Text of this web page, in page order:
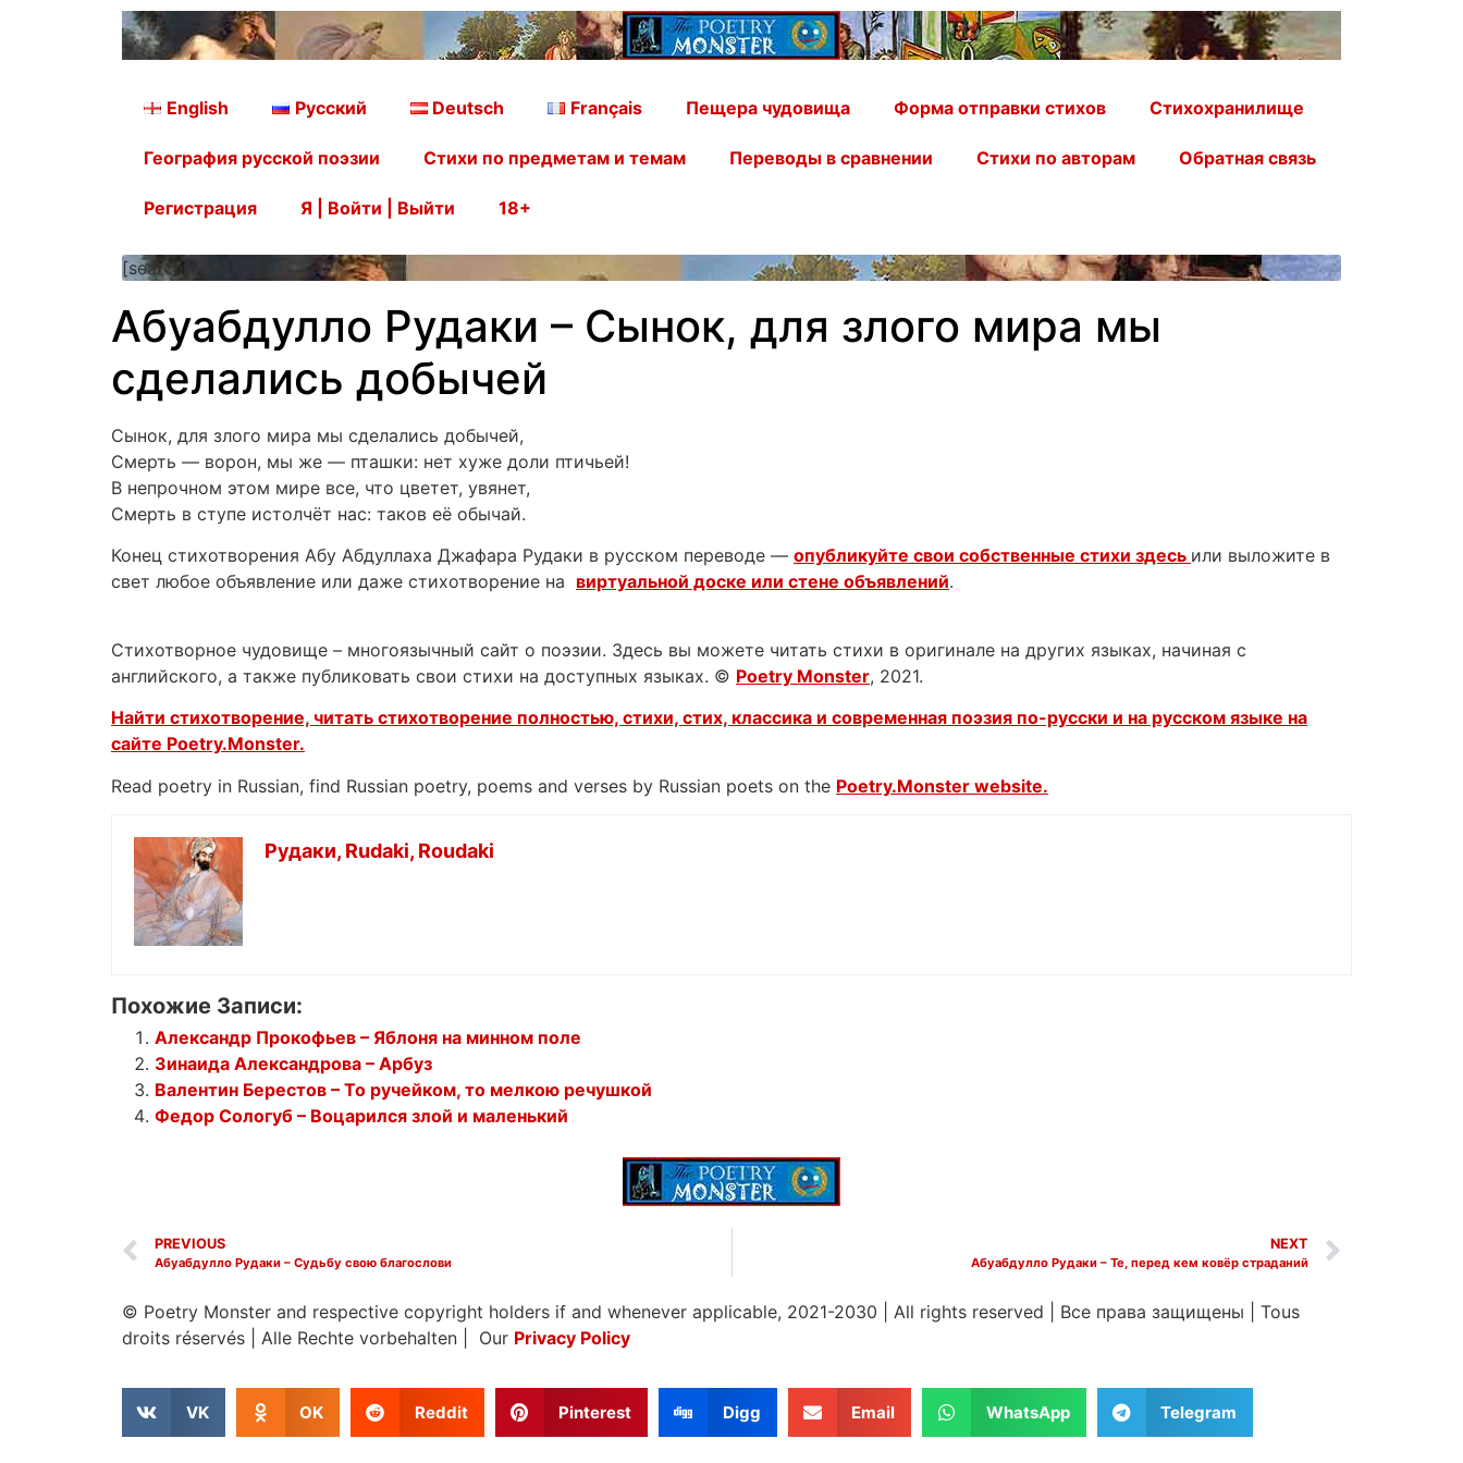
English Русский Deutsch Français Пещера чудовища Форма отправки стихов Стихохранилище
География русской поэзии Стихи по предметам и темам Переводы в сравнении Стихи по авторам Обратная связь
Регистрация Я | Войти | Выйти 18+
[searchform]
Абуабдулло Рудаки – Сынок, для злого мира мы
сделались добычей
Сынок, для злого мира мы сделались добычей,
Смерть — ворон, мы же — пташки: нет хуже доли птичьей!
В непрочном этом мире все, что цветет, увянет,
Смерть в ступе истолчёт нас: таков её обычай.
Конец стихотворения Абу Абдуллаха Джафара Рудаки в русском переводе — опубликуйте свои собственные стихи здесь или выложите в
свет любое объявление или даже стихотворение на виртуальной доске или стене объявлений.
Стихотворное чудовище – многоязычный сайт о поэзии. Здесь вы можете читать стихи в оригинале на других языках, начиная с
английского, а также публиковать свои стихи на доступных языках. © Poetry Monster, 2021.
Найти стихотворение, читать стихотворение полностью, стихи, стих, классика и современная поэзия по-русски и на русском языке на
сайте Poetry.Monster.
Read poetry in Russian, find Russian poetry, poems and verses by Russian poets on the Poetry.Monster website.
Рудаки, Rudaki, Roudaki
Похожие Записи:
Александр Прокофьев – Яблоня на минном поле
Зинаида Александрова – Арбуз
Валентин Берестов – То ручейком, то мелкою речушкой
Федор Сологуб – Воцарился злой и маленький
PREVIOUS
Абуабдулло Рудаки – Судьбу свою благослови
NEXT
Абуабдулло Рудаки – Те, перед кем ковёр страданий
© Poetry Monster and respective copyright holders if and whenever applicable, 2021-2030 All rights reserved Все права защищены
Tous
droits réservés
Alle Rechte vorbehalten | Our Privacy Policy
VK OK Reddit Pinterest Digg Email WhatsApp Telegram